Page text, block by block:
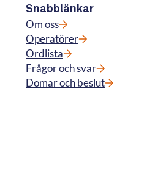
Snabblänkar
Om oss
Operatörer
Ordlista
Frågor och svar
Domar och beslut